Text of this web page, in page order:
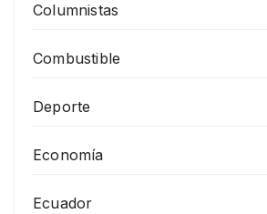
Columnistas
Combustible
Deporte
Economía
Ecuador